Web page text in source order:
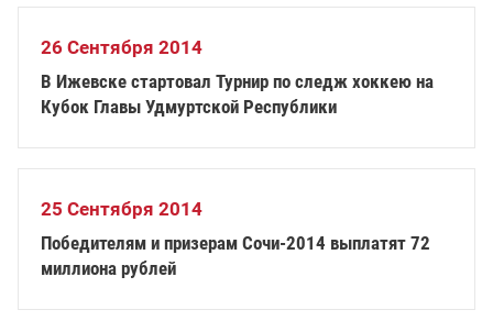
26 Сентября 2014
В Ижевске стартовал Турнир по следж хоккею на
Кубок Главы Удмуртской Республики
25 Сентября 2014
Победителям и призерам Сочи-2014 выплатят 72
миллиона рублей